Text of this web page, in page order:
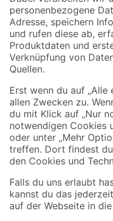
Zahlungsarten
Sicher einkaufen
Jetzt die toom-App
Alle Preisangaben in EUR inkl.
Umständen nicht in allen Märkten